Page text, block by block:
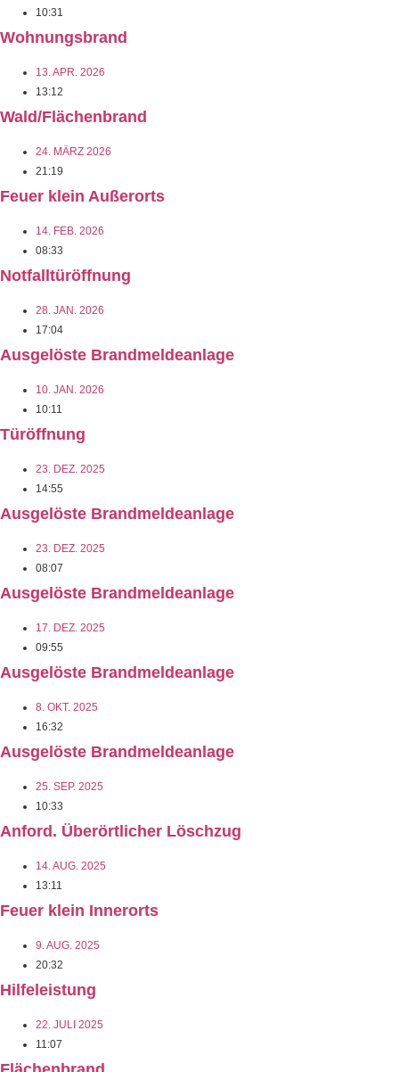
10:31
Wohnungsbrand
13. APR. 2026
13:12
Wald/Flächenbrand
24. MÄRZ 2026
21:19
Feuer klein Außerorts
14. FEB. 2026
08:33
Notfalltüröffnung
28. JAN. 2026
17:04
Ausgelöste Brandmeldeanlage
10. JAN. 2026
10:11
Türöffnung
23. DEZ. 2025
14:55
Ausgelöste Brandmeldeanlage
23. DEZ. 2025
08:07
Ausgelöste Brandmeldeanlage
17. DEZ. 2025
09:55
Ausgelöste Brandmeldeanlage
8. OKT. 2025
16:32
Ausgelöste Brandmeldeanlage
25. SEP. 2025
10:33
Anford. Überörtlicher Löschzug
14. AUG. 2025
13:11
Feuer klein Innerorts
9. AUG. 2025
20:32
Hilfeleistung
22. JULI 2025
11:07